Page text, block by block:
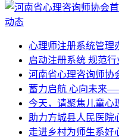
动态
心理师注册系统管理
启动注册系统 规范行
河南省心理咨询师协
蓄力启航 心向未来
今天，请聚焦儿童心
助力方城县人民医院
走进乡村为师生系好